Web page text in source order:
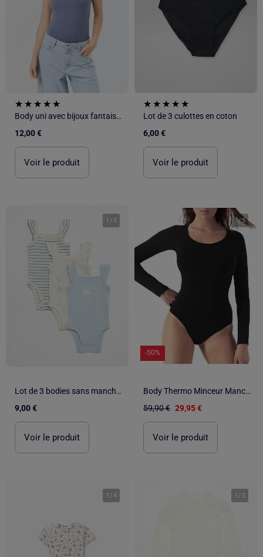
Body uni avec bijoux fantaisies sur les bretelles
12,00 €
Voir le produit
Lot de 3 culottes en coton
6,00 €
Voir le produit
1 / 5
Lot de 3 bodies sans manches
9,00 €
Voir le produit
1/5
-50%
Body Thermo Minceur Manches Longues
59,90 € 29,95 €
Voir le produit
1 /4 1 / 5